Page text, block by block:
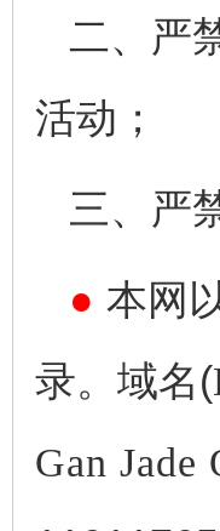
二、严
活动；
三、严
● 本网
录。域名(
Gan Jade